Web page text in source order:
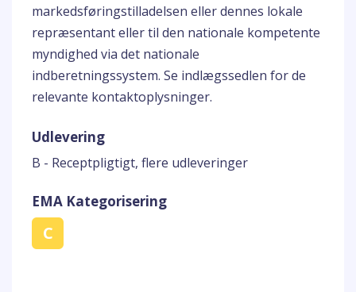
markedsføringstilladelsen eller dennes lokale
repræsentant eller til den nationale kompetente
myndighed via det nationale
indberetningssystem. Se indlægssedlen for de
relevante kontaktoplysninger.
Udlevering
B - Receptpligtigt, flere udleveringer
EMA Kategorisering
C